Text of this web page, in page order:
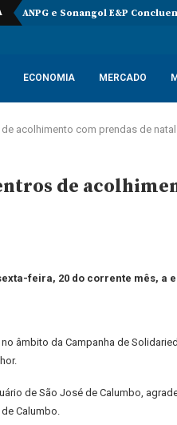
ANPG e Sonangol E&P
ECONOMIA MERCADO
acolhimento com prendas de natal
de
feira, 20 do corrente mês,
âmbito da Campanha de
de São José de Calumbo,
Calumbo.